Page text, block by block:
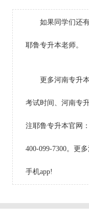
如果同学们还
耶鲁专升本老师。
更多河南专升
考试时间、河南专
注耶鲁专升本官网
400-099-7300。更
手机app!